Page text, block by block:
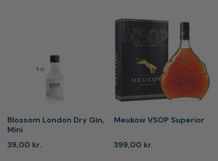
Blossom London Dry Gin,
Mini
39,00 kr.
Meukow VSOP Superior
399,00 kr.